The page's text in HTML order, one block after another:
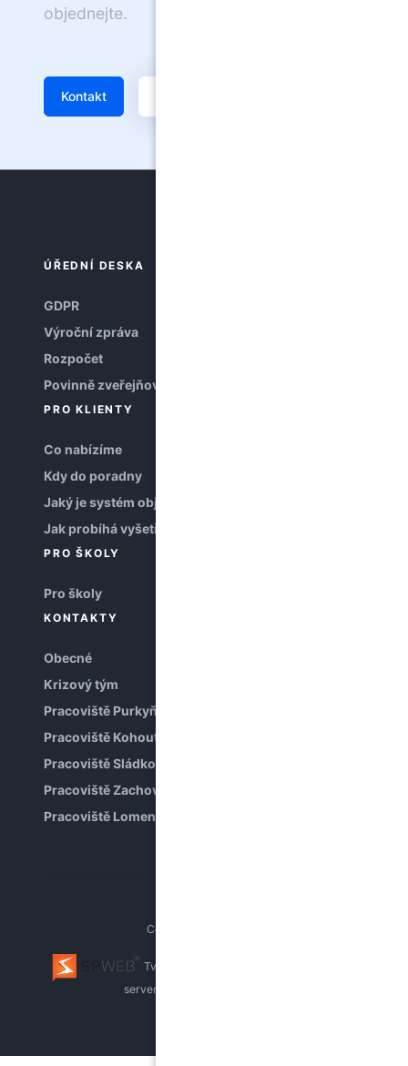
objednejte.
Kontakt
ÚŘEDNÍ DESKA
GDPR
Výroční zpráva
Rozpočet
Povinně zveřejňované informace
PRO KLIENTY
Co nabízíme
Kdy do poradny
Jaký je systém objednávání
Jak probíhá vyšetření
PRO ŠKOLY
Pro školy
KONTAKTY
Obecné
Krizový tým
Pracoviště Purkyňova
Pracoviště Kohoutova
Pracoviště Sládkova
Pracoviště Zachova
Pracoviště Lomená
Copyright © PPP Brno
Tvorba webu Brno
serverů